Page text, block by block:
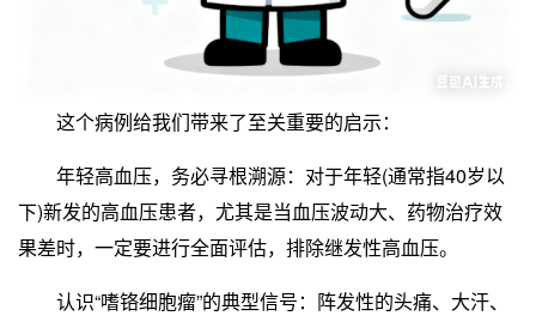
这个病例给我们带来了至关重要的启示：
年轻高血压，务必寻根溯源：对于年轻(通常指40岁以
下)新发的高血压患者，尤其是当血压波动大、药物治疗效
果差时，一定要进行全面评估，排除继发性高血压。
认识“嗜铬细胞瘤”的典型信号：阵发性的头痛、大汗、